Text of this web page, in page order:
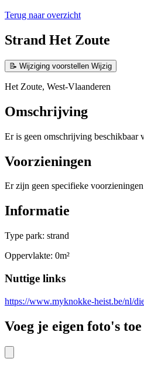
Terug naar overzicht
Strand Het Zoute
📝 Wijziging voorstellen Wijzig
Het Zoute, West-Vlaanderen
Omschrijving
Er is geen omschrijving beschikbaar
Voorzieningen
Er zijn geen specifieke
Informatie
Type park: strand
Oppervlakte: 0m²
Nuttige links
https://www.myknokke-heist.be/nl/
Voeg je eigen foto's toe